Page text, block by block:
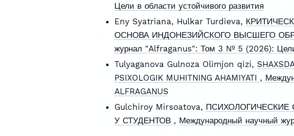
Цели в области устойчивого развития
Eny Syatriana, Hulkar Turdieva,
ОСНОВА ИНДОНЕЗИЙСКОГО ВЫСШЕГО
журнал "Alfraganus": Том 3 № 5 (2026): Цели
Tulyaganova Gulnoza Olimjon qizi,
PSIXOLOGIK MUHITNING AHAMIYATI ,
ALFRAGANUS
Gulchiroy Mirsoatova,
У СТУДЕНТОВ , Международный научный